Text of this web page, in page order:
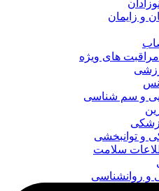
و زایمان
های ویژه
و سم شناسی
و توانبخشی
سلامت
و روانشناسی